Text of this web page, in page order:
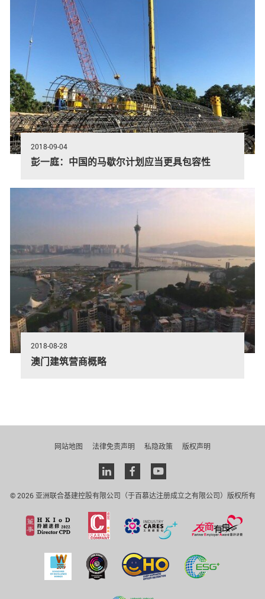
2018-09-04
彭一庭：中国的马歇尔计划应当更具包容性
2018-08-28
澳门建筑营商概略
网站地图 法律免责声明 私隐政策 版权声明
Linkedinfacebookyoutube
© 2026 亚洲联合基建控股有限公司（于百慕达注册成立之有限公司）版权所有